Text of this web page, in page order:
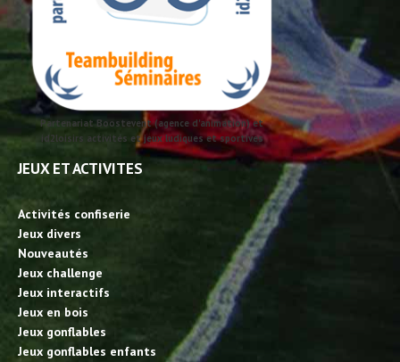
Partenariat Boostevent (agence d'animation) et
id2loisirs activités et jeux ludiques et sportives
JEUX ET ACTIVITES
Activités confiserie
Jeux divers
Nouveautés
Jeux challenge
Jeux interactifs
Jeux en bois
Jeux gonflables
Jeux gonflables enfants